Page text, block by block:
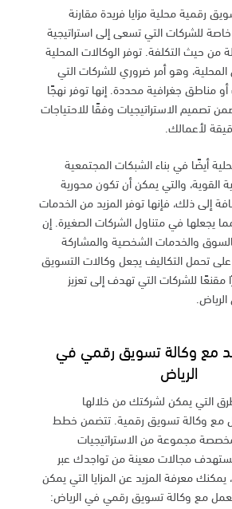
رقمية محلية مزايا فريدة مقارنة
خاصة للشركات التي تسعى إلى استراتيجية
من حيث التكلفة. توفر الوكالات المحلية
وهو أمر ضروري للشركات التي
جغرافية محددة. إنها توفر نهجًا
تصميم الاستراتيجيات وفقًا للاحتياجات
لأعمالك.
أيضًا في بناء الشبكات المجتمعية
القوية، والتي يمكن أن تكون محورية
إلى ذلك، فإنها توفر المزيد من الخدمات
مما يجعلها في متناول الشركات الصغيرة. إن
والخدمات الشخصية والمشاركة
تحمل التكاليف يجعل وكالات التسويق
مقنعًا للشركات التي تهدف إلى تعزيز
مع وكالة تسويق رقمي في
الرياض
التي يمكن لشركتك من خلالها
مع وكالة تسويق رقمية. تتضمن خطط
مجموعة من الاستراتيجيات
مجالات معينة من تواجدك عبر
يمكنك معرفة المزيد عن المزايا التي يمكن
مع وكالة تسويق رقمي في الرياض: